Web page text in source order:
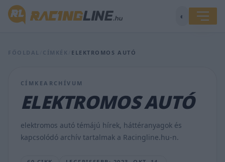
◐
FŐOLDAL CÍMKÉK ELEKTROMOS AUTÓ
CÍMKEARCHÍVUM
ELEKTROMOS AUTÓ
elektromos autó témájú hírek, háttéranyagok és
kapcsolódó archív tartalmak a Racingline.hu-n.
bele
vásárlásába?
–
tippek
HUMDA
Podcast